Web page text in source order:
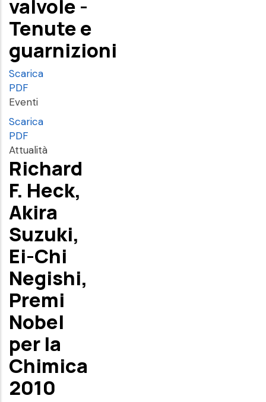
valvole -
Tenute e
guarnizioni
Scarica
PDF
Eventi
Scarica
PDF
Attualità
Richard
F. Heck,
Akira
Suzuki,
Ei-Chi
Negishi,
Premi
Nobel
per la
Chimica
2010